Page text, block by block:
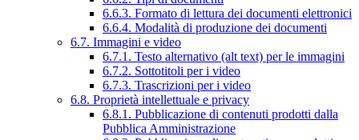
6.6.3. Formato di lettura dei documenti elettronici
6.6.4. Modalità di produzione dei documenti
6.7. Immagini e video
6.7.1. Testo alternativo (alt text) per le immagini
6.7.2. Sottotitoli per i video
6.7.3. Trascrizioni per i video
6.8. Proprietà intellettuale e privacy
6.8.1. Pubblicazione di contenuti prodotti dalla
Pubblica Amministrazione